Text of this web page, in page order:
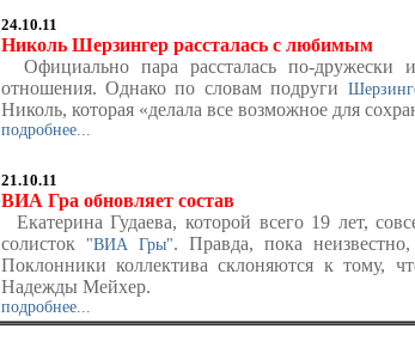
24.10.11
Николь Шерзингер рассталась с любимым
Официально пара рассталась по-дружески
отношения. Однако по словам подруги
Николь, которая «делала все возможное для
подробнее...
21.10.11
ВИА Гра обновляет состав
Екатерина Гудаева, которой всего 19 лет,
солисток
"ВИА Гры". Правда, пока
Поклонники коллектива склоняются к тому,
Надежды Мейхер.
подробнее...